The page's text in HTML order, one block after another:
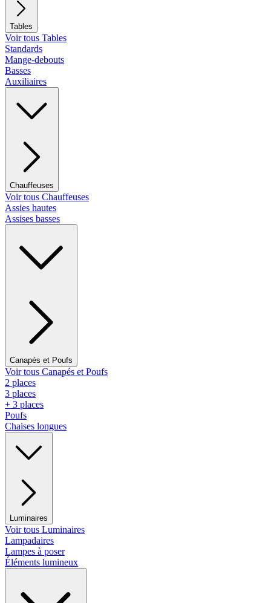
Tables
Voir tous Tables
Standards
Mange-debouts
Basses
Auxiliaires
Chauffeuses
Voir tous Chauffeuses
Assies hautes
Assises basses
Canapés et Poufs
Voir tous Canapés et Poufs
2 places
3 places
+ 3 places
Poufs
Chaises longues
Luminaires
Voir tous Luminaires
Lampadaires
Lampes à poser
Éléments lumineux